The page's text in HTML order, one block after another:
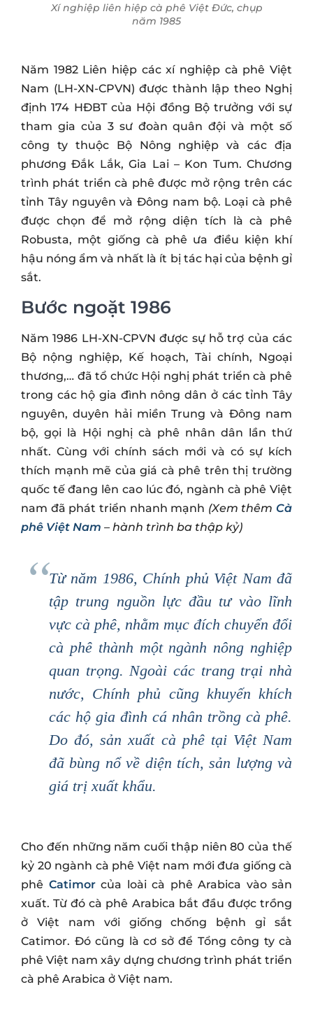
Xí nghiệp liên hiệp cà phê Việt Đức, chụp
năm 1985
Năm 1982 Liên hiệp các xí nghiệp cà phê Việt
Nam (LH-XN-CPVN) được thành lập theo Nghị
định 174 HĐBT của Hội đồng Bộ trưởng với sự
tham gia của 3 sư đoàn quân đội và một số
công ty thuộc Bộ Nông nghiệp và các địa
phương Đắk Lắk, Gia Lai – Kon Tum. Chương
trình phát triển cà phê được mở rộng trên các
tỉnh Tây nguyên và Đông nam bộ. Loại cà phê
được chọn để mở rộng diện tích là cà phê
Robusta, một giống cà phê ưa điều kiện khí
hậu nóng ẩm và nhất là ít bị tác hại của bệnh gỉ
sắt.
Bước ngoặt 1986
Năm 1986 LH-XN-CPVN được sự hỗ trợ của các
Bộ nộng nghiệp, Kế hoạch, Tài chính, Ngoại
thương,… đã tổ chức Hội nghị phát triển cà phê
trong các hộ gia đình nông dân ở các tỉnh Tây
nguyên, duyên hải miền Trung và Đông nam
bộ, gọi là Hội nghị cà phê nhân dân lần thứ
nhất. Cùng với chính sách mới và có sự kích
thích mạnh mẽ của giá cà phê trên thị trường
quốc tế đang lên cao lúc đó, ngành cà phê Việt
nam đã phát triển nhanh mạnh (Xem thêm Cà
phê Việt Nam – hành trình ba thập kỷ)
Từ năm 1986, Chính phủ Việt Nam đã
tập trung nguồn lực đầu tư vào lĩnh
vực cà phê, nhằm mục đích chuyển đổi
cà phê thành một ngành nông nghiệp
quan trọng. Ngoài các trang trại nhà
nước, Chính phủ cũng khuyến khích
các hộ gia đình cá nhân trồng cà phê.
Do đó, sản xuất cà phê tại Việt Nam
đã bùng nổ về diện tích, sản lượng và
giá trị xuất khẩu.
Cho đến những năm cuối thập niên 80 của thế
kỷ 20 ngành cà phê Việt nam mới đưa giống cà
phê Catimorcủa loài cà phê Arabica vào sản
xuất. Từ đó cà phê Arabica bắt đầu được trồng
ở Việt nam với giống chống bệnh gỉ sắt
Catimor. Đó cũng là cơ sở để Tổng công ty cà
phê Việt nam xây dựng chương trình phát triển
cà phê Arabica ở Việt nam.